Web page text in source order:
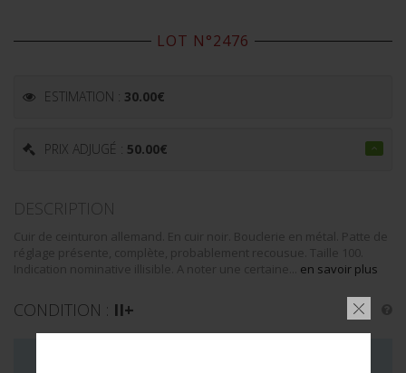
LOT N°2476
ESTIMATION : 30.00€
PRIX ADJUGÉ : 50.00€
DESCRIPTION
Cuir de ceinturon allemand. En cuir noir. Bouclerie en métal. Patte de
réglage présente, complète, probablement recousue. Taille 100.
Indication nominative illisible. A noter une certaine... en savoir plus
CONDITION : II+